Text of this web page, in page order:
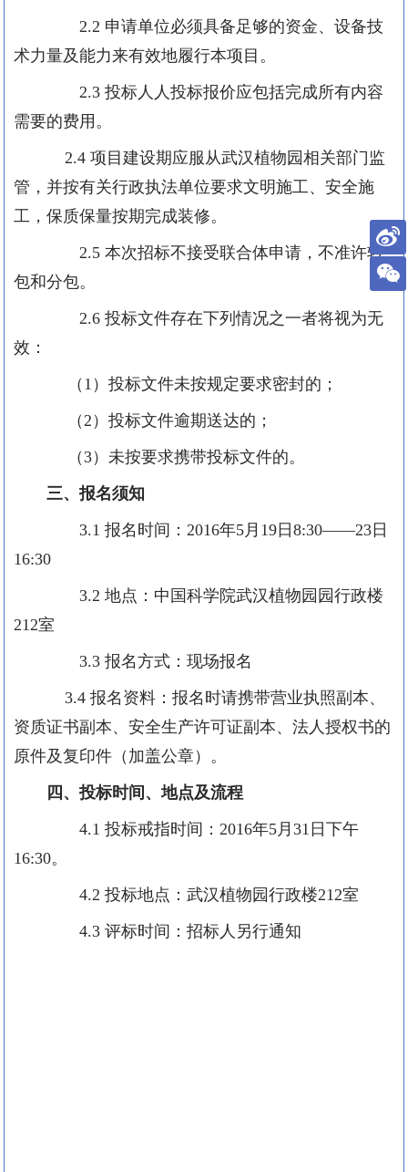
2.2 申请单位必须具备足够的资金、设备技
术力量及能力来有效地履行本项目。
2.3 投标人人投标报价应包括完成所有内容
需要的费用。
2.4 项目建设期应服从武汉植物园相关部门监
管，并按有关行政执法单位要求文明施工、安全施
工，保质保量按期完成装修。
2.5 本次招标不接受联合体申请，不准许转
包和分包。
2.6 投标文件存在下列情况之一者将视为无
效：
（ 1 ）投标文件未按规定要求密封的；
（ 2 ）投标文件逾期送达的；
（3）未按要求携带投标文件的。
三、报名须知
3.1 报名时间： 2016年5 月 19日8:30——23日
16:30
3.2 地点：中国科学院武汉植物园园行政楼
212室
3.3 报名方式：现场报名
3.4 报名资料：报名时请携带营业执照副本、
资质证书副本、安全生产许可证副本、法人授权书的
原件及复印件（加盖公章）。
四、投标时间、地点及流程
4.1 投标戒指时间： 2016年5 月 31 日下午
16:30。
4.2 投标地点：武汉植物园行政楼212室
4.3 评标时间：招标人另行通知